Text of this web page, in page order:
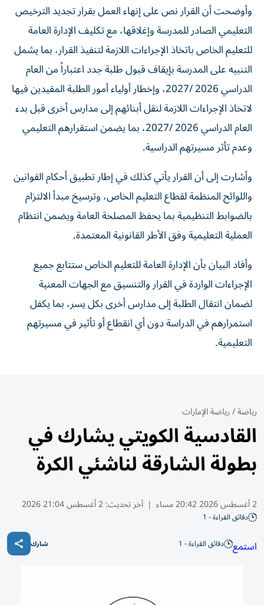
وأوضحت أن القرار نص على إنهاء العمل بقرار تجديد الترخيص
التعليمي الصادر للمدرسة وإغلاقها، مع تكليف الإدارة العامة
للتعليم الخاص باتخاذ الإجراءات اللازمة لتنفيذ القرار، بما يشمل
التنبيه على المدرسة بإيقاف قبول طلبة جدد اعتباراً من العام
الدراسي 2026 /2027، وإخطار أولياء أمور الطلبة المقيدين فيها
لاتخاذ الإجراءات اللازمة لنقل أبنائهم إلى مدارس أخرى قبل بدء
العام الدراسي 2026 /2027، بما يضمن استقرارهم التعليمي
وعدم تأثر مسيرتهم الدراسية.
وأشارت إلى أن القرار يأتي كذلك في إطار تطبيق أحكام القوانين
واللوائح المنظمة لقطاع التعليم الخاص، وترسيخ مبدأ الالتزام
بالضوابط التنظيمية بما يحفظ المصلحة العامة ويضمن انتظام
العملية التعليمية وفق الأطر القانونية المعتمدة.
وأفاد البيان بأن الإدارة العامة للتعليم الخاص ستتابع جميع
الإجراءات الواردة في القرار والتنسيق مع الجهات المعنية
لضمان انتقال الطلبة إلى مدارس أخرى بكل يسر، بما يكفل
استمرارهم في الدراسة دون أي انقطاع أو تأثير في مسيرتهم
التعليمية.
رياضة/رياضة الإمارات
القادسية الكويتي يشارك في
بطولة الشارقة لناشئي الكرة
2 أغسطس 2026 20:42 مساء | آخر تحديث:2 أغسطس 21:04 2026
دقائق القراءة - 1
استمع دقائق القراءة - 1 شارك